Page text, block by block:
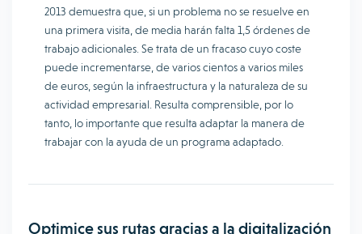
2013 demuestra que, si un problema no se resuelve en
una primera visita, de media harán falta 1,5 órdenes de
trabajo adicionales. Se trata de un fracaso cuyo coste
puede incrementarse, de varios cientos a varios miles
de euros, según la infraestructura y la naturaleza de su
actividad empresarial. Resulta comprensible, por lo
tanto, lo importante que resulta adaptar la manera de
trabajar con la ayuda de un programa adaptado.
Optimice sus rutas gracias a la digitalización